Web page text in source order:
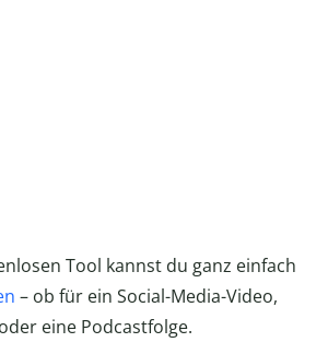
Tool kannst du ganz einfach
– ob für ein Social-Media-Video,
eine Podcastfolge.